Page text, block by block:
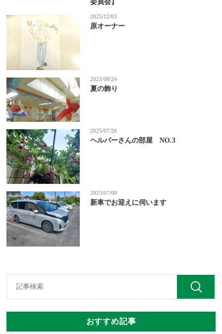
委員会】
2025/12/03
原オーナー
2025/08/24
夏の飾り
2025/07/26
ヘルパーさんの部屋 NO.3
2025/07/09
新車でお迎えに伺います
おすすめ記事